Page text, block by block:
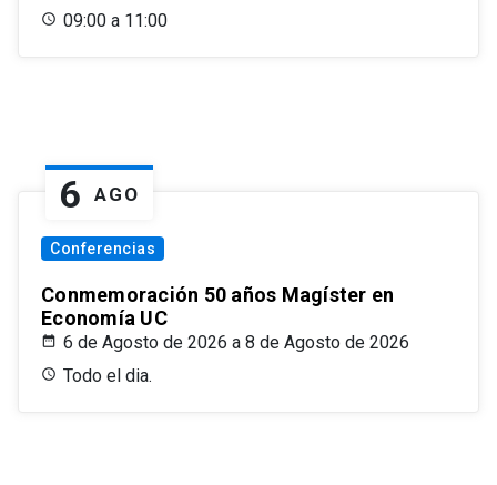
09:00 a 11:00
6 AGO
Conferencias
Conmemoración 50 años Magíster en
Economía UC
6 de Agosto de 2026 a 8 de Agosto de 2026
Todo el dia.